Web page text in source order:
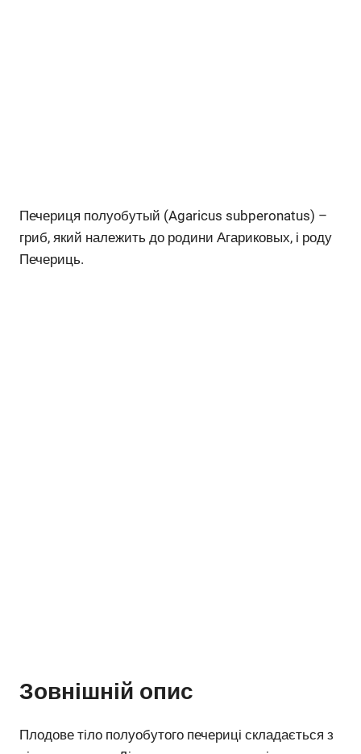
Печериця полуобутый (Agaricus subperonatus) –
гриб, який належить до родини Агариковых, і роду
Печериць.
Зовнішній опис
Плодове тіло полуобутого печериці складається з